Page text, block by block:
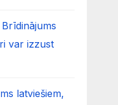
Brīdinājums
var izzust
latviešiem,